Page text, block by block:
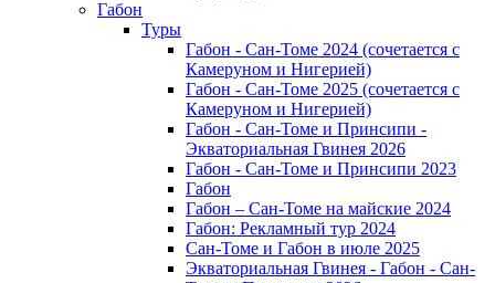
Габон
Туры
Габон - Сан-Томе 2024 (сочетается с
Камеруном и Нигерией)
Габон - Сан-Томе 2025 (сочетается с
Камеруном и Нигерией)
Габон - Сан-Томе и Принсипи -
Экваториальная Гвинея 2026
Габон - Сан-Томе и Принсипи 2023
Габон
Габон – Сан-Томе на майские 2024
Габон: Рекламный тур 2024
Сан-Томе и Габон в июле 2025
Экваториальная Гвинея - Габон - Сан-